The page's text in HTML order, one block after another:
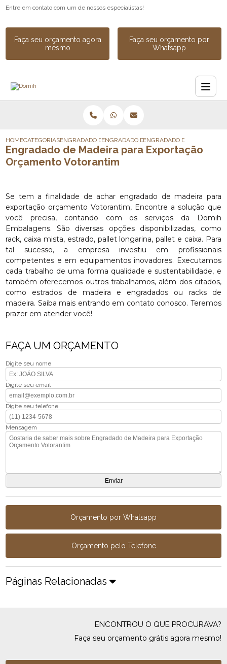
Entre em contato com um de nossos especialistas!
Faça seu orçamento agora
mesmo
Faça seu orçamento por
Whatsapp
HOMECATEGORIASENGRADADO DE MADEIRAENGRADADO DE MADEIRA INDUSTRIAL
ENGRADADO DE MADEIRA
Engradado de Madeira para Exportação
Orçamento Votorantim
Se tem a finalidade de achar engradado de madeira para
exportação orçamento Votorantim, Encontre a solução que
você precisa, contando com os serviços da Domih
Embalagens. São diversas opções disponibilizadas, como
rack, caixa mista, estrado, pallet longarina, pallet e caixa. Para
tal sucesso, a empresa investiu em profissionais
competentes e em equipamentos inovadores. Executamos
cada trabalho de uma forma qualidade e sustentabilidade, e
também oferecemos outros trabalhamos, além dos citados,
como estrados de madeira e engradados ou racks de
madeira. Saiba mais entrando em contato conosco. Teremos
prazer em atender você!
FAÇA UM ORÇAMENTO
Digite seu nome
Digite seu email
Digite seu telefone
Mensagem
Orçamento por Whatsapp
Orçamento pelo Telefone
Páginas Relacionadas
ENCONTROU O QUE PROCURAVA?
Faça seu orçamento grátis agora mesmo!